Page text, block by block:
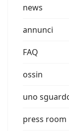
news
annunci
FAQ
ossin
uno
press room